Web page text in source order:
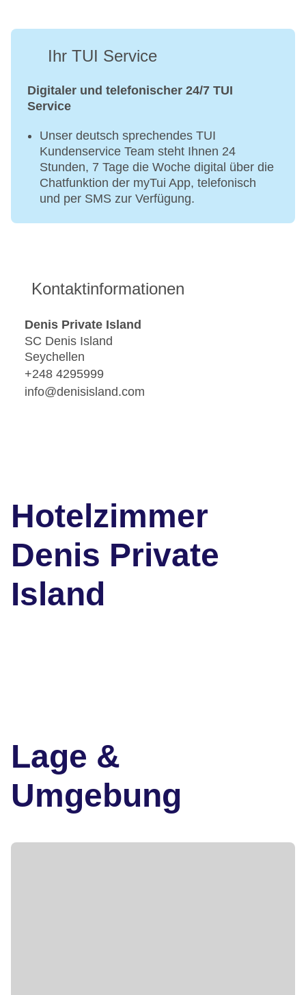
Ihr TUI Service
Digitaler und telefonischer 24/7 TUI
Service
Unser deutsch sprechendes TUI
Kundenservice Team steht Ihnen 24
Stunden, 7 Tage die Woche digital über die
Chatfunktion der myTui App, telefonisch
und per SMS zur Verfügung.
Kontaktinformationen
Denis Private Island
SC Denis Island
Seychellen
+248 4295999
info@denisisland.com
Hotelzimmer
Denis Private
Island
Lage &
Umgebung